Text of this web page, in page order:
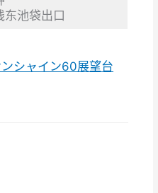
东池袋出口
シャイン60展望台